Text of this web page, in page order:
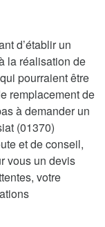
d’établir un
la réalisation de
pourraient être
remplacement de
à demander un
(01370)
et de conseil,
vous un devis
votre